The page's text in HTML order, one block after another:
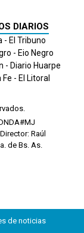
DIARIOS
- El Tribuno
- Eio Negro
- Diario Huarpe
- El Litoral
Director: Raúl
de Bs. As.
de noticias